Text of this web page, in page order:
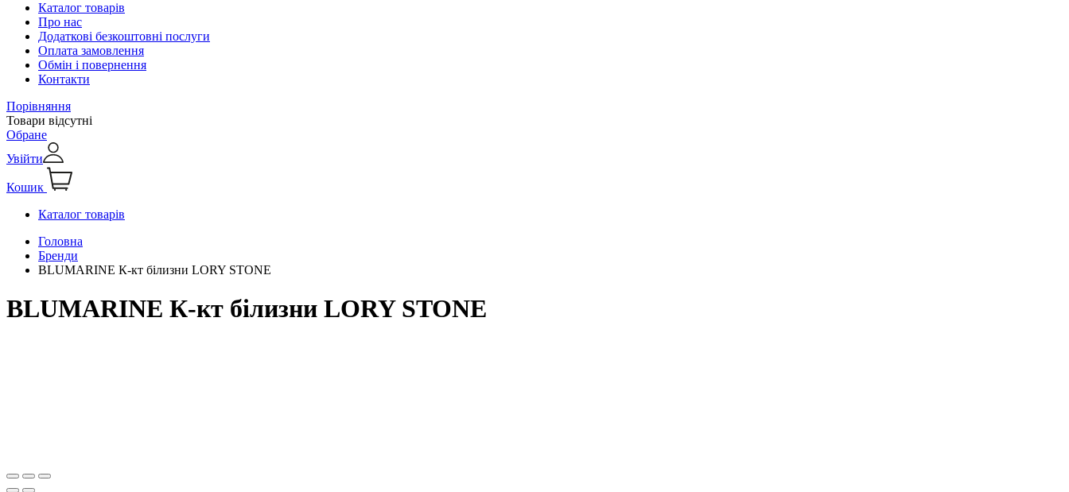
Каталог товарів
Про нас
Додаткові безкоштовні послуги
Оплата замовлення
Обмін і повернення
Контакти
Порівняння
Товари відсутні
Обране
Увійти
Кошик
Каталог товарів
Головна
Бренди
BLUMARINE К-кт білизни LORY STONE
BLUMARINE К-кт білизни LORY STONE